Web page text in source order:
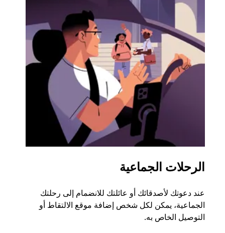
الرحلات الجماعية
عند دعوتك لأصدقائك أو عائلتك للانضمام إلى رحلتك
الجماعية، يمكن لكل شخص إضافة موقع الالتقاط أو
التوصيل الخاص به.